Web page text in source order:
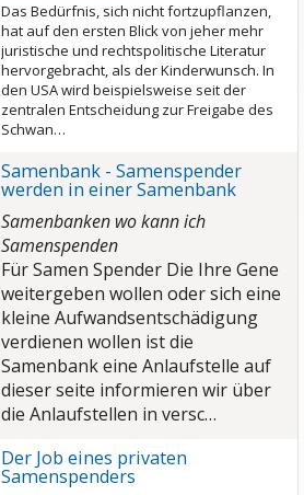
Das Bedürfnis, sich nicht fortzupflanzen,
hat auf den ersten Blick von jeher mehr
juristische und rechtspolitische Literatur
hervorgebracht, als der Kinderwunsch. In
den USA wird beispielsweise seit der
zentralen Entscheidung zur Freigabe des
Schwan…
Samenbank - Samenspender
werden in einer Samenbank
Samenbanken wo kann ich
Samenspenden
Für Samen Spender Die Ihre Gene
weitergeben wollen oder sich eine
kleine Aufwandsentschädigung
verdienen wollen ist die
Samenbank eine Anlaufstelle auf
dieser seite informieren wir über
die Anlaufstellen in versc…
Der Job eines privaten
Samenspenders